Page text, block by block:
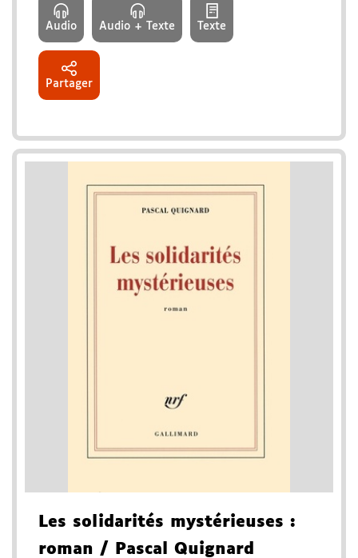
Audio Audio + Texte Texte
Partager
Les solidarités mystérieuses :
roman / Pascal Quignard